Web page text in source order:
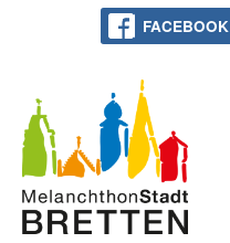
FACEBOOK